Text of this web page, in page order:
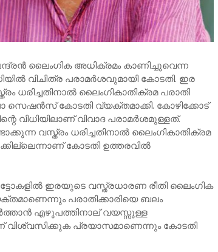
ലൈംഗിക അധിക്രമം കാണിച്ചുവെന്ന
വിചിത്ര പരാമര്‍ശവുമായി കോടതി. ഇര
ധരിച്ചതിനാല്‍ ലൈംഗികാതിക്രമ പരാതി
സെഷന്‍സ് കോടതി വ്യക്തമാക്കി. കോഴിക്കോട്
വിധിയിലാണ് വിവാദ പരാമര്‍ശമുള്ളത്.
വസ്ത്രം ധരിച്ചതിനാല്‍ ലൈംഗികാതിക്രമ
കോടതി ഉത്തരവില്‍
ഇരയുടെ വസ്ത്രധാരണ രീതി ലൈംഗിക
പരാതിക്കാരിയെ ബലം
എഴുപത്തിനാല് വയസ്സുള്ള
വിശ്വസിക്കുക പ്രയാസമാണെന്നും കോടതി